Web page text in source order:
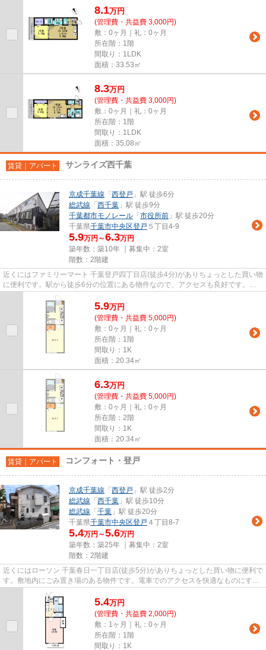
8.1万円
(管理費・共益費 3,000円)
敷：0ヶ月｜礼：0ヶ月
所在階：1階
間取り：1LDK
面積：33.53㎡
8.3万円
(管理費・共益費 3,000円)
敷：0ヶ月｜礼：0ヶ月
所在階：1階
間取り：1LDK
面積：35.08㎡
賃貸｜アパート サンライズ西千葉
京成千葉線 「 西登戸 」駅 徒歩6分
総武線 「 西千葉 」駅 徒歩9分
千葉都市モノレール 「 市役所前 」駅 徒歩20分
千葉県千葉市中央区登戸 ５丁目4-9
5.9万円～6.3万円
築年数：築10年 ｜募集中： 2室
階数：2階建
近くにはファミリーマート 千葉登戸四丁目店(徒歩4分)がありちょっとした買い物
に便利です。駅から徒歩6分の位置にある物件なので、アクセスも良好です。こ
の物件は内観も綺麗で設備も...
5.9万円
(管理費・共益費 5,000円)
敷：0ヶ月｜礼：0ヶ月
所在階：1階
間取り：1K
面積：20.34㎡
6.3万円
(管理費・共益費 5,000円)
敷：0ヶ月｜礼：0ヶ月
所在階：2階
間取り：1K
面積：20.34㎡
賃貸｜アパート コンフォート・登戸
京成千葉線 「 西登戸 」駅 徒歩2分
総武線 「 西千葉 」駅 徒歩10分
総武線 「 千葉 」駅 徒歩20分
千葉県千葉市中央区登戸 ４丁目8-7
5.4万円～5.6万円
築年数：築25年 ｜募集中： 2室
階数：2階建
近くにはローソン 千葉春日一丁目店(徒歩5分)がありちょっとした買い物に便利で
す。敷地内にごみ置き場のある物件です。電車でのアクセスを快適なものにす
る、2駅利用可能な物件です。...
5.4万円
(管理費・共益費 2,000円)
敷：1ヶ月｜礼：0ヶ月
所在階：1階
間取り：1K